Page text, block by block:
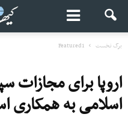
برگ نخست Featured1
اروپا برای مجازات
اسلامی به همکاری